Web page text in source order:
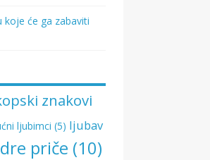
koje će ga zabaviti
znakovi
ljubimci (5) ljubav
priče (10)